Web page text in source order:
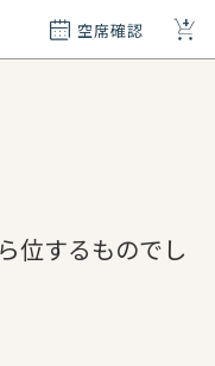
空席確認 +
位するものでし